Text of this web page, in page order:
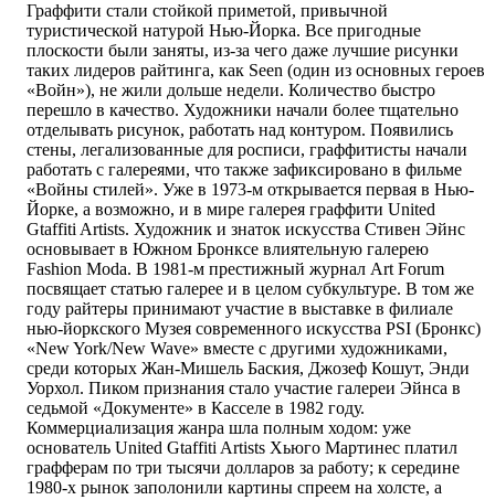
Граффити стали стойкой приметой, привычной
туристической натурой Нью-Йорка. Все пригодные
плоскости были заняты, из-за чего даже лучшие рисунки
таких лидеров райтинга, как Seen (один из основных героев
«Войн»), не жили дольше недели. Количество быстро
перешло в качество. Художники начали более тщательно
отделывать рисунок, работать над контуром. Появились
стены, легализованные для росписи, граффитисты начали
работать с галереями, что также зафиксировано в фильме
«Войны стилей». Уже в 1973-м открывается первая в Нью-
Йорке, а возможно, и в мире галерея граффити United
Gtaffiti Artists. Художник и знаток искусства Стивен Эйнс
основывает в Южном Бронксе влиятельную галерею
Fashion Moda. В 1981-м престижный журнал Art Forum
посвящает статью галерее и в целом субкультуре. В том же
году райтеры принимают участие в выставке в филиале
нью-йоркского Музея современного искусства PSI (Бронкс)
«New York/New Wave» вместе с другими художниками,
среди которых Жан-Мишель Баския, Джозеф Кошут, Энди
Уорхол. Пиком признания стало участие галереи Эйнса в
седьмой «Документе» в Касселе в 1982 году.
Коммерциализация жанра шла полным ходом: уже
основатель United Gtaffiti Artists Хьюго Мартинес платил
графферам по три тысячи долларов за работу; к середине
1980-х рынок заполонили картины спреем на холсте, а